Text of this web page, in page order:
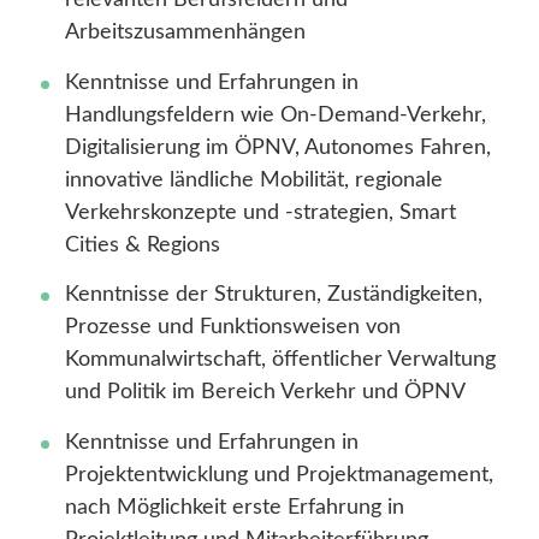
Arbeitszusammenhängen
Kenntnisse und Erfahrungen in
Handlungsfeldern wie On-Demand-Verkehr,
Digitalisierung im ÖPNV, Autonomes Fahren,
innovative ländliche Mobilität, regionale
Verkehrskonzepte und -strategien, Smart
Cities & Regions
Kenntnisse der Strukturen, Zuständigkeiten,
Prozesse und Funktionsweisen von
Kommunalwirtschaft, öffentlicher Verwaltung
und Politik im Bereich Verkehr und ÖPNV
Kenntnisse und Erfahrungen in
Projektentwicklung und Projektmanagement,
nach Möglichkeit erste Erfahrung in